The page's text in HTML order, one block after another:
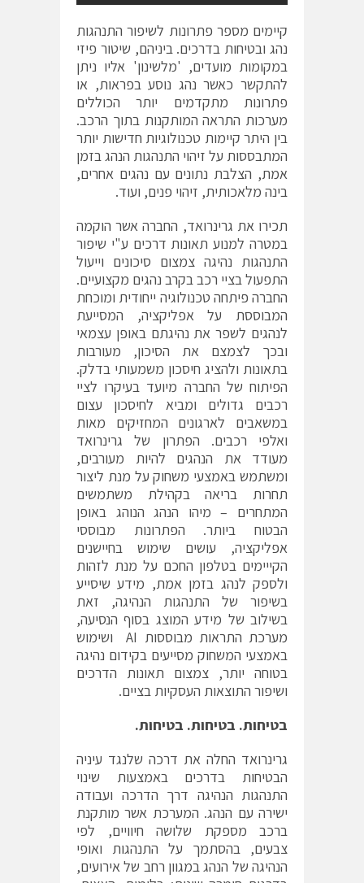
קיימים מספר פתרונות לשיפור התנהגות
נהג ובטיחות בדרכים. ביניהם, שיטור פיזי
במקומות מועדים, 'מלשינון' אליו ניתן
להתקשר כאשר נהג נוסע בפראות, או
פתרונות מתקדמים יותר הכוללים
מערכות התראה המותקנות בתוך הרכב.
בין היתר קיימות טכנולוגיות חדישות יותר
המתבססות על זיהוי התנהגות הנהג בזמן
אמת, הצלבת נתונים עם נהגים אחרים,
בינה מלאכותית, זיהוי פנים, ועוד.
תכירו את גרינרואד, החברה אשר הוקמה
במטרה למנוע תאונות דרכים ע"י שיפור
התנהגות נהיגה צמצום סיכונים וייעול
התפעול בציי רכב בקרב נהגים מקצועיים.
החברה פיתחה טכנולוגיה ייחודית ומוכחת
המבוססת על אפליקציה, המסייעת
לנהגים לשפר את נהיגתם באופן עצמאי
ובכך לצמצם את הסיכון, מעורבות
בתאונות ולהציג חיסכון משמעותי בדלק.
הפיתוח של החברה מיועד בעיקרו לציי
רכבים גדולים ומביא לחיסכון עצום
במשאבים לארגונים המחזיקים מאות
ואלפי רכבים. הפתרון של גרינרואד
מעודד את הנהגים להיות מעורבים,
ומשתמש באמצעי משחוק על מנת ליצור
תחרות בריאה בקהילת משתמשים
המתחרים – מיהו הנהג הנוהג באופן
הבטוח ביותר. הפתרונות מבוססי
אפליקציה, עושים שימוש בחיישנים
הקייימים בטלפון החכם על מנת לזהות
ולספק לנהג בזמן אמת, מידע שיסייע
בשיפור של התנהגות הנהיגה, זאת
בשילוב של מידע המוצג בסוף הנסיעה,
מערכת התראות מבוססות AI ושימוש
באמצעי המשחוק מסייעים בקידום נהיגה
בטוחה יותר, צמצום תאונות הדרכים
ושיפור התוצאות העסקיות בציים.
בטיחות. בטיחות. בטיחות.
גרינרואד החלה את דרכה שלנגד עיניה
הבטיחות בדרכים באמצעות שינוי
התנהגות הנהיגה דרך הדרכה ועבודה
ישירה עם הנהג. המערכת אשר מותקנת
ברכב מספקת שלושה חיוויים, לפי
צבעים, בהסתמך על התנהגות ואופי
הנהיגה של הנהג במגוון רחב של אירועים,